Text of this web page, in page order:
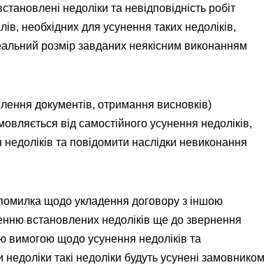
недоліки та невідповідність робіт
необхідних для усунення таких недоліків,
розмір завданих неякісним виконанням
документів, отримання висновків)
від самостійного усунення недоліків,
та повідомити наслідки невиконання
щодо укладення договору з іншою
встановлених недоліків ще до звернення
вимогою щодо усунення недоліків та
такі недоліки будуть усунені замовником